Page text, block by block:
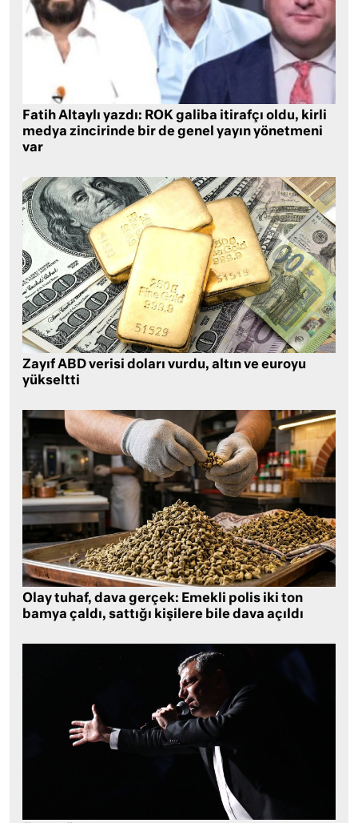
Fatih Altaylı yazdı: ROK galiba itirafçı oldu, kirli
medya zincirinde bir de genel yayın yönetmeni
var
Zayıf ABD verisi doları vurdu, altın ve euroyu
yükseltti
Olay tuhaf, dava gerçek: Emekli polis iki ton
bamya çaldı, sattığı kişilere bile dava açıldı